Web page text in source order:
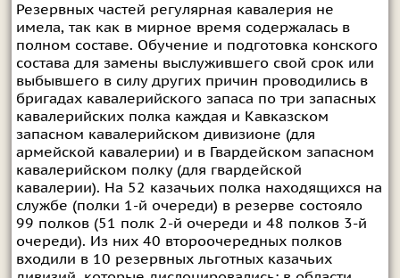
Резервных частей регулярная кавалерия не
имела, так как в мирное время содержалась в
полном составе. Обучение и подготовка конского
состава для замены выслужившего свой срок или
выбывшего в силу других причин проводились в
бригадах кавалерийского запаса по три запасных
кавалерийских полка каждая и Кавказском
запасном кавалерийском дивизионе (для
армейской кавалерии) и в Гвардейском запасном
кавалерийском полку (для гвардейской
кавалерии). На 52 казачьих полка находящихся на
службе (полки 1-й очереди) в резерве состояло
99 полков (51 полк 2-й очереди и 48 полков 3-й
очереди). Из них 40 второочередных полков
входили в 10 резервных льготных казачьих